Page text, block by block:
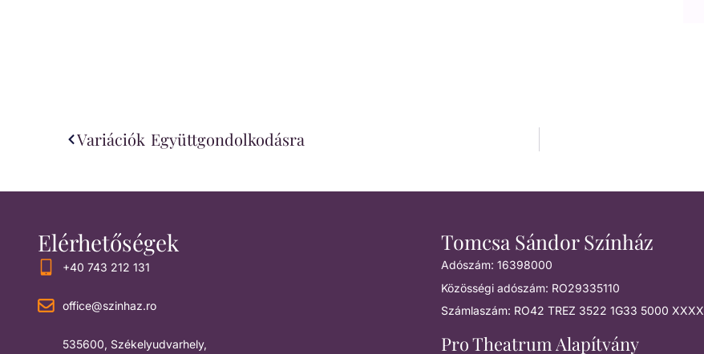
Variációk Együttgondolkodásra
Elérhetőségek
+40 743 212 131
office@szinhaz.ro
535600, Székelyudvarhely,
Tomcsa Sándor Színház
Adószám: 16398000
Közösségi adószám: RO29335110
Számlaszám: RO42 TREZ 3522 1G33 5000 XXXX
Pro Theatrum Alapítvány